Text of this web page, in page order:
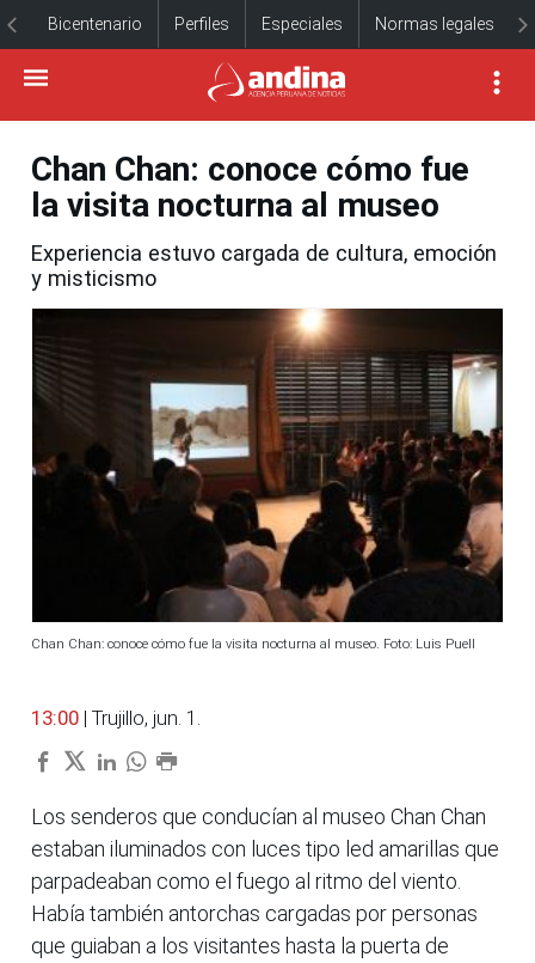
Bicentenario Perfiles Especiales Normas legales
Chan Chan: conoce cómo fue
la visita nocturna al museo
Experiencia estuvo cargada de cultura, emoción
y misticismo
Chan Chan: conoce cómo fue la visita nocturna al museo. Foto: Luis Puell
13:00 | Trujillo, jun. 1.
Los senderos que conducían al museo Chan Chan
estaban iluminados con luces tipo led amarillas que
parpadeaban como el fuego al ritmo del viento.
Había también antorchas cargadas por personas
que guiaban a los visitantes hasta la puerta de